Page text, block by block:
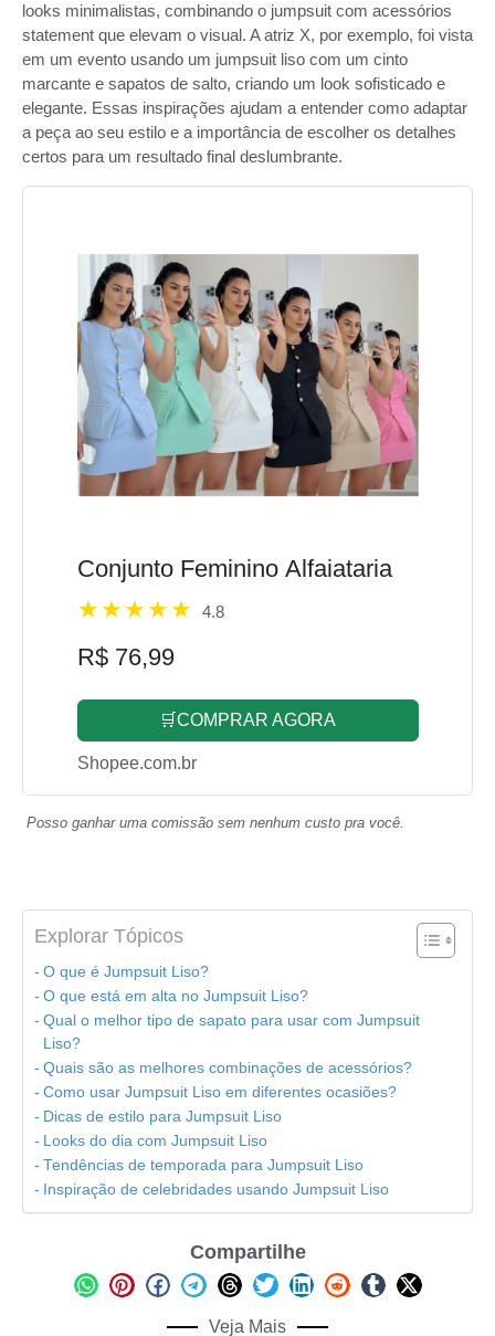
looks minimalistas, combinando o jumpsuit com acessórios
statement que elevam o visual. A atriz X, por exemplo, foi vista
em um evento usando um jumpsuit liso com um cinto
marcante e sapatos de salto, criando um look sofisticado e
elegante. Essas inspirações ajudam a entender como adaptar
a peça ao seu estilo e a importância de escolher os detalhes
certos para um resultado final deslumbrante.
Conjunto Feminino Alfaiataria
4.8
R$ 76,99
🛒COMPRAR AGORA
Shopee.com.br
Posso ganhar uma comissão sem nenhum custo pra você.
Explorar Tópicos
O que é Jumpsuit Liso?
O que está em alta no Jumpsuit Liso?
Qual o melhor tipo de sapato para usar com Jumpsuit
Liso?
Quais são as melhores combinações de acessórios?
Como usar Jumpsuit Liso em diferentes ocasiões?
Dicas de estilo para Jumpsuit Liso
Looks do dia com Jumpsuit Liso
Tendências de temporada para Jumpsuit Liso
Inspiração de celebridades usando Jumpsuit Liso
Compartilhe
Veja Mais